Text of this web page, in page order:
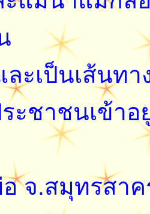
ละเป็นเส้นท
ะชาชนเข้าอ
จ.สมุทรสา